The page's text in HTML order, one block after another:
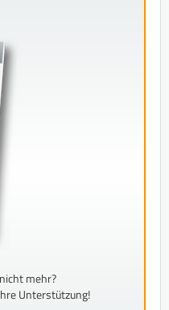
mehr?
Unterstützung!